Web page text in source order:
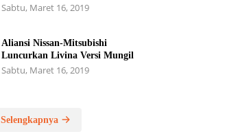
Sabtu, Maret 16, 2019
Aliansi Nissan-Mitsubishi
Luncurkan Livina Versi Mungil
Sabtu, Maret 16, 2019
Selengkapnya